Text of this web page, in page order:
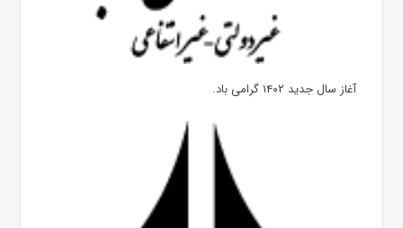
آغاز سال جدید ۱۴۰۲ گرامی باد.